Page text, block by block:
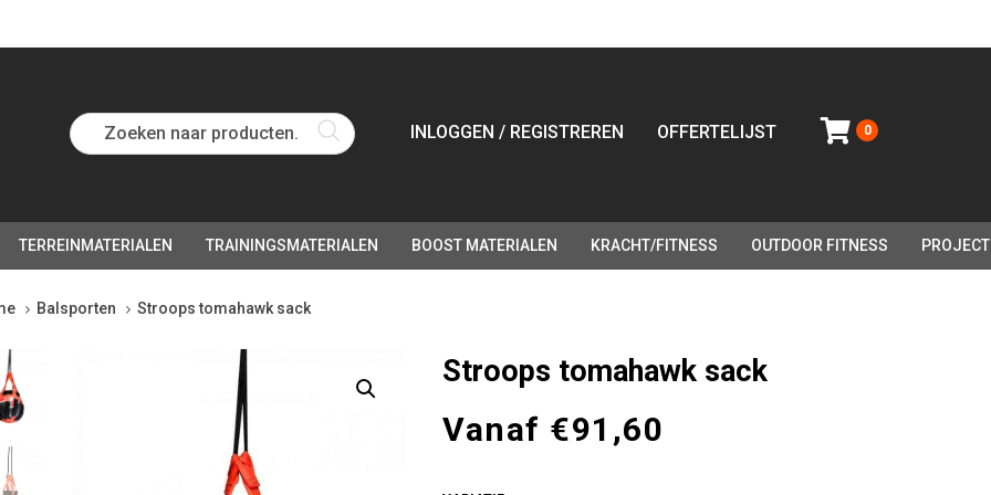
Zoeken naar producten... INLOGGEN / REGISTREREN OFFERTELIJST 0
TERREINMATERIALEN TRAININGSMATERIALEN BOOST MATERIALEN KRACHT/FITNESS OUTDOOR FITNESS
Balsporten Stroops tomahawk sack
Stroops tomahawk sack
Vanaf €91,60